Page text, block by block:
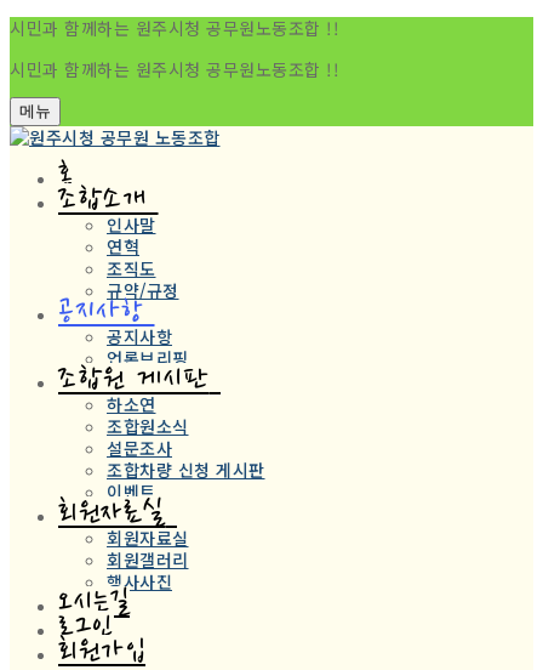
시민과 함께하는 원주시청 공무원노동조합 !!
시민과 함께하는 원주시청 공무원노동조합 !!
메뉴
홈
조합소개
인사말
연혁
조직도
규약/규정
공지사항
공지사항
언론브리핑
조합원 게시판
하소연
조합원소식
설문조사
조합차량 신청 게시판
이벤트
회원자료실
회원자료실
회원갤러리
행사사진
오시는길
로그인
회원가입